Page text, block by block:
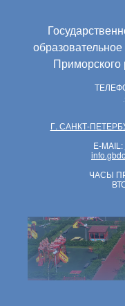
Приморского
Г. САНКТ-
E-MAIL:
ЧАСЫ